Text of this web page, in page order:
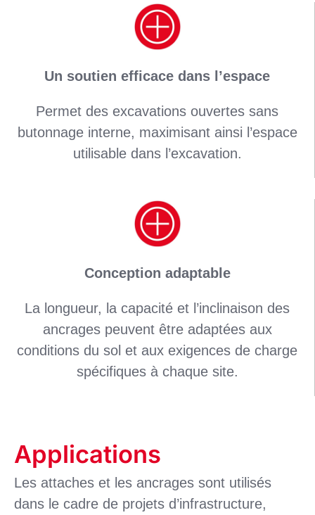
Un soutien efficace dans l’espace
Permet des excavations ouvertes sans
butonnage interne, maximisant ainsi l’espace
utilisable dans l’excavation.
Conception adaptable
La longueur, la capacité et l’inclinaison des
ancrages peuvent être adaptées aux
conditions du sol et aux exigences de charge
spécifiques à chaque site.
Applications
Les attaches et les ancrages sont utilisés
dans le cadre de projets d’infrastructure,